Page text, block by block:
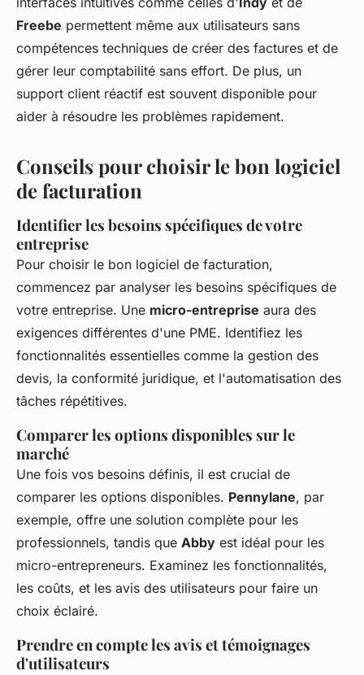
Freebe permettent même aux utilisateurs sans
compétences techniques de créer des factures et de
gérer leur comptabilité sans effort. De plus, un
support client réactif est souvent disponible pour
aider à résoudre les problèmes rapidement.
Conseils pour choisir le bon logiciel
de facturation
Identifier les besoins spécifiques de votre
entreprise
Pour choisir le bon logiciel de facturation,
commencez par analyser les besoins spécifiques de
votre entreprise. Une micro-entreprise aura des
exigences différentes d'une PME. Identifiez les
fonctionnalités essentielles comme la gestion des
devis, la conformité juridique, et l'automatisation des
tâches répétitives.
Comparer les options disponibles sur le
marché
Une fois vos besoins définis, il est crucial de
comparer les options disponibles. Pennylane, par
exemple, offre une solution complète pour les
professionnels, tandis que Abby est idéal pour les
micro-entrepreneurs. Examinez les fonctionnalités,
les coûts, et les avis des utilisateurs pour faire un
choix éclairé.
Prendre en compte les avis et témoignages
d'utilisateurs